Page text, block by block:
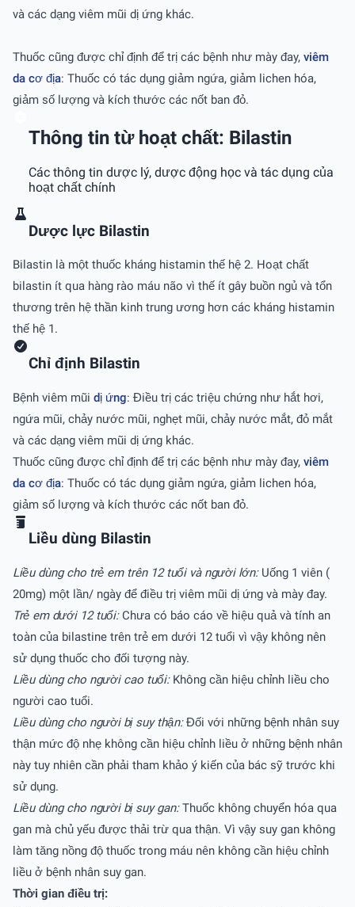
và các dạng viêm mũi dị ứng khác.
Thuốc cũng được chỉ định để trị các bệnh như mày đay, viêm
da cơ địa: Thuốc có tác dụng giảm ngứa, giảm lichen hóa,
giảm số lượng và kích thước các nốt ban đỏ.
Thông tin từ hoạt chất: Bilastin
Các thông tin dược lý, dược động học và tác dụng của
hoạt chất chính
Dược lực Bilastin
Bilastin là một thuốc kháng histamin thế hệ 2. Hoạt chất
bilastin ít qua hàng rào máu não vì thế ít gây buồn ngủ và tổn
thương trên hệ thần kinh trung ương hơn các kháng histamin
thế hệ 1.
Chỉ định Bilastin
Bệnh viêm mũi dị ứng: Điều trị các triệu chứng như hắt hơi,
ngứa mũi, chảy nước mũi, nghẹt mũi, chảy nước mắt, đỏ mắt
và các dạng viêm mũi dị ứng khác.
Thuốc cũng được chỉ định để trị các bệnh như mày đay, viêm
da cơ địa: Thuốc có tác dụng giảm ngứa, giảm lichen hóa,
giảm số lượng và kích thước các nốt ban đỏ.
Liều dùng Bilastin
Liều dùng cho trẻ em trên 12 tuổi và người lớn:Uống 1 viên (
20mg) một lần/ ngày để điều trị viêm mũi dị ứng và mày đay.
Trẻ em dưới 12 tuổi:Chưa có báo cáo về hiệu quả và tính an
toàn của bilastine trên trẻ em dưới 12 tuổi vì vậy không nên
sử dụng thuốc cho đối tượng này.
Liều dùng cho người cao tuổi:Không cần hiệu chỉnh liều cho
người cao tuổi.
Liều dùng cho người bị suy thận:Đối với những bệnh nhân suy
thận mức độ nhẹ không cần hiệu chỉnh liều ở những bệnh nhân
này tuy nhiên cần phải tham khảo ý kiến của bác sỹ trước khi
sử dụng.
Liều dùng cho người bị suy gan:Thuốc không chuyển hóa qua
gan mà chủ yếu được thải trừ qua thận. Vì vậy suy gan không
làm tăng nồng độ thuốc trong máu nên không cần hiệu chỉnh
liều ở bệnh nhân suy gan.
Thời gian điều trị: